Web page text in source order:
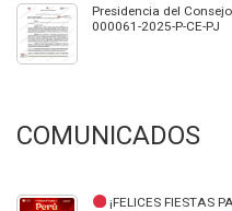
Presidencia del
000061-2025-P-CE-PJ
COMUNICADOS
¡FELICES FIESTAS